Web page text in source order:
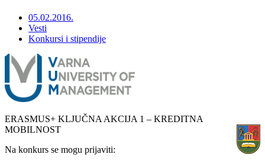
05.02.2016.
Vesti
Konkursi i stipendije
ERASMUS+ KLJUČNA AKCIJA 1 – KREDITNA
MOBILNOST
Na konkurs se mogu prijaviti: